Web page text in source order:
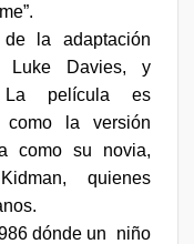
la adaptación
Luke Davies, y
película es
como la versión
como su novia,
quienes
dónde un
niño